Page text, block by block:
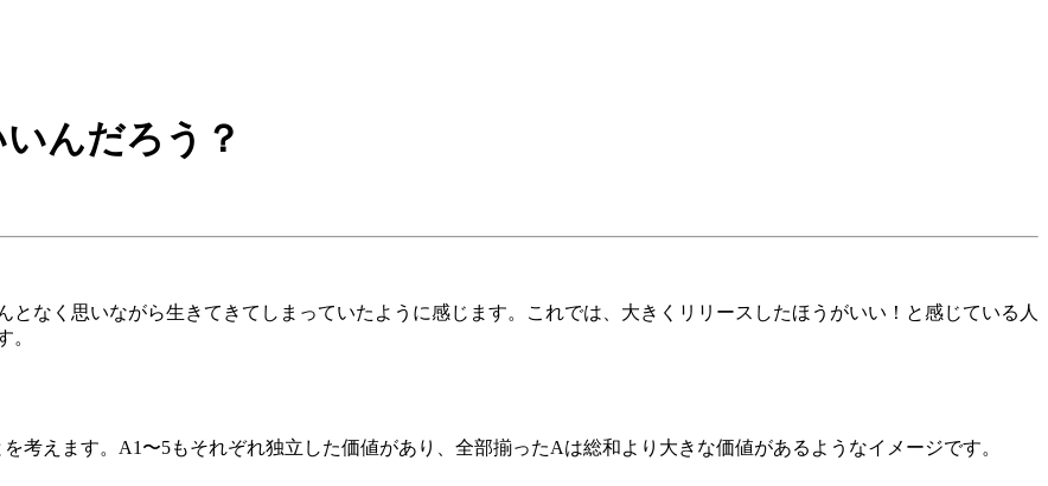
んだろう？
となく思いながら生きてきてしまっていたように感じます。これでは、大きくリリースしたほうがいい！と感じている人
。
考えます。A1〜5もそれぞれ独立した価値があり、全部揃ったAは総和より大きな価値があるようなイメージです。